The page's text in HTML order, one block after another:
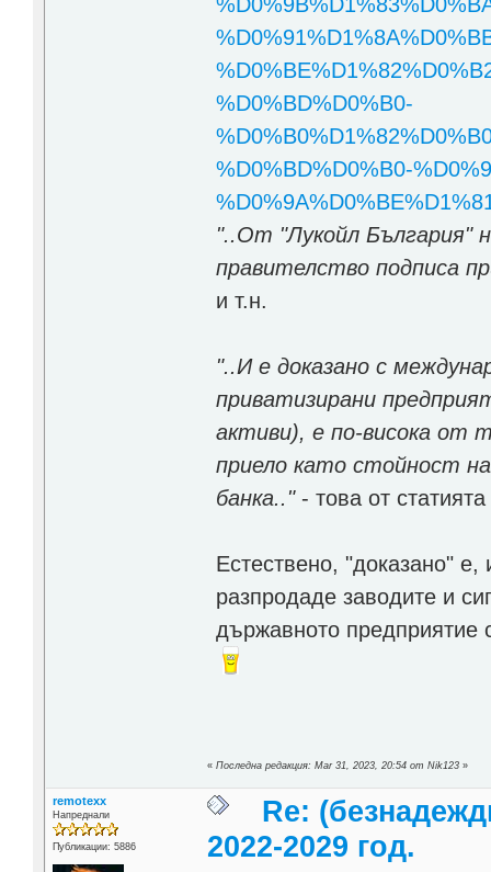
%D0%BD%D0%B0-
%D0%BD%D0%B0-
"..От "Лукойл България"
правителство подписа
и т.н.
"..И едоказано с
приватизирани
активи), е по-висока от
приело като стойност
банка.."- това от
Естествено, "доказано"
разпродаде заводите и
държавното предприятие
«Последна редакция: Mar 31, 2023, 20:54 от Nik123 »
remotexx
Напреднали
Публикации: 5886
Re:
2022-2029 год.